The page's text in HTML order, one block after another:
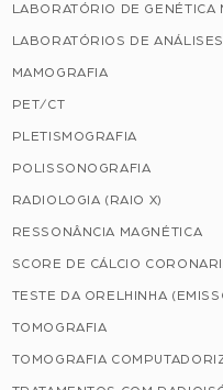
LABORATÓRIO DE GENÉTICA
LABORATÓRIOS DE
MAMOGRAFIA
PET/CT
PLETISMOGRAFIA
POLISSONOGRAFIA
RADIOLOGIA (RAIO X)
RESSONÂNCIA MAGNÉTICA
SCORE DE CÁLCIO
TESTE DA ORELHINHA
TOMOGRAFIA
TOMOGRAFIA